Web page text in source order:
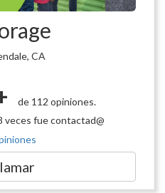
CA
de 112 opiniones.
veces fue contactad@